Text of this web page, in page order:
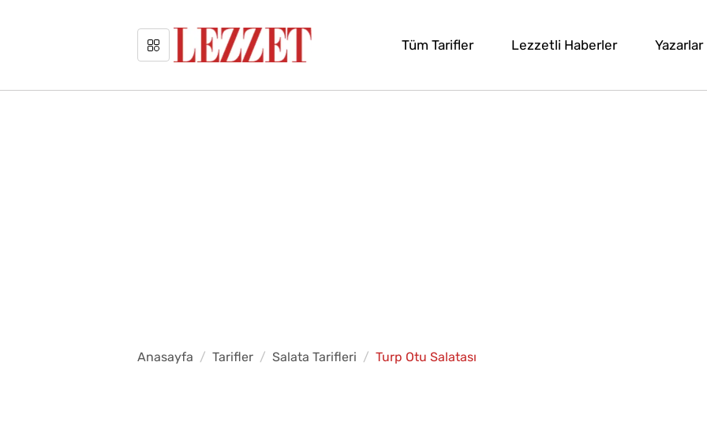
Tüm Tarifler Lezzetli Haberler Yazarlar
Anasayfa Tarifler Salata Tarifleri Turp Otu Salatası